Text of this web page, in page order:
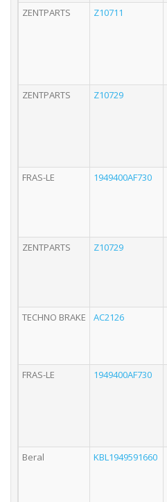
ZENTPARTS
Z10711
ZENTPARTS
Z10729
FRAS-LE
1949400AF730
ZENTPARTS
Z10729
TECHNO BRAKE
AC2126
FRAS-LE
1949400AF730
Beral
KBL1949591660